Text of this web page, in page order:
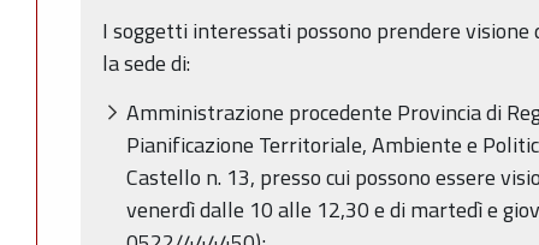
I soggetti interessati possono prendere
la sede di:
Amministrazione procedente Provincia di
Pianificazione Territoriale, Ambiente e
Castello n. 13, presso cui possono essere
venerdì dalle 10 alle 12,30 e di martedì e